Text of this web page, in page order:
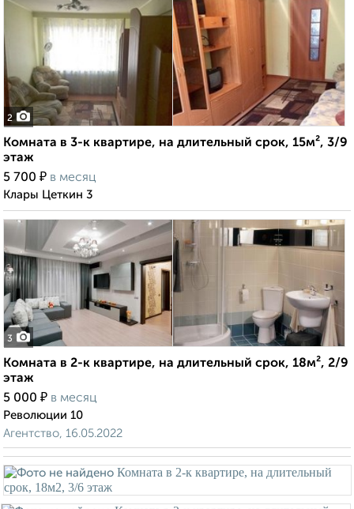
2
Комната в 3-к квартире, на длительный срок, 15м², 3/9
этаж
5 700 ₽ в месяц
Клары Цеткин 3
3
Комната в 2-к квартире, на длительный срок, 18м², 2/9
этаж
5 000 ₽ в месяц
Революции 10
Агентство, 16.05.2022